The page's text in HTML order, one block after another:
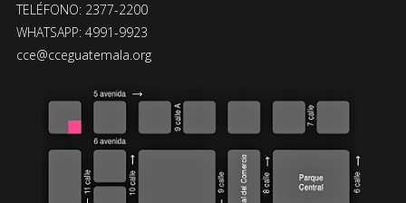
TELÉFONO: 2377-2200
WHATSAPP: 4991-9923
cce@cceguatemala.org